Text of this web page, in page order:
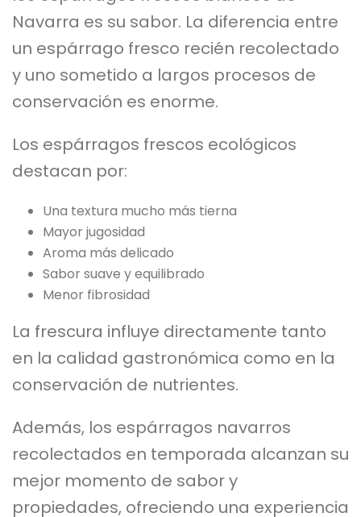
Navarra es su sabor. La diferencia entre
un espárrago fresco recién recolectado
y uno sometido a largos procesos de
conservación es enorme.
Los espárragos frescos ecológicos
destacan por:
Una textura mucho más tierna
Mayor jugosidad
Aroma más delicado
Sabor suave y equilibrado
Menor fibrosidad
La frescura influye directamente tanto
en la calidad gastronómica como en la
conservación de nutrientes.
Además, los espárragos navarros
recolectados en temporada alcanzan su
mejor momento de sabor y
propiedades, ofreciendo una experiencia